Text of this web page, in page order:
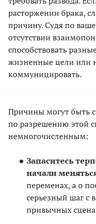
расторжении брака,
причину. Судя по
отсутствии
способствовать
жизненные цели или
коммуницировать.
Причины могут быть
по разрешению этой
немногочисленным:
Запаситесь
начали
переменах, а о
серьезный шаг с
привычных